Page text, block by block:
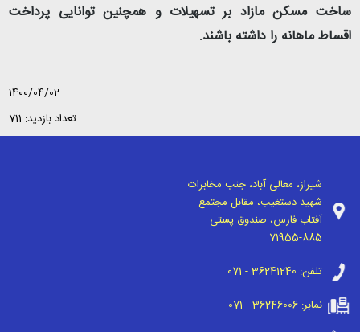
ساخت مسکن مازاد بر تسهیلات و همچنین توانایی پرداخت
اقساط ماهانه را داشته باشند.
1400/04/02
تعداد بازدید: 711
شیراز، معالی آباد، جنب مخابرات
شهید دستغیب، مقابل مجتمع
آفتاب فارس، صندوق پستی:
71955-885
تلفن: 071 - 36241240
نمابر:071 - 36246006